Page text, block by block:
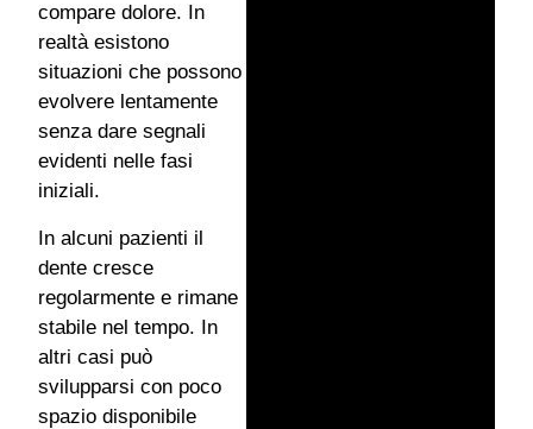
compare dolore. In
realtà esistono
situazioni che possono
evolvere lentamente
senza dare segnali
evidenti nelle fasi
iniziali.
In alcuni pazienti il
dente cresce
regolarmente e rimane
stabile nel tempo. In
altri casi può
svilupparsi con poco
spazio disponibile